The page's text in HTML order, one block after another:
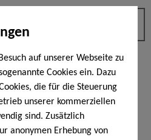
auf unserer Webseite zu
Cookies ein. Dazu
die für die Steuerung
unserer kommerziellen
sind. Zusätzlich
anonymen Erhebung von
Therme...